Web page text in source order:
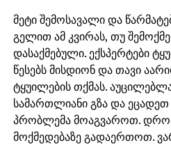
მეტი შემოსავალი და
გელით ამ კვირას, თუ
დასაქმებული. ექსპერტები
წესებს მისდიონ და თავი
ტყუილების თქმას.
სამართლიანი გზა და
პრობლემა მოაგვაროთ. დროა
მოქმედებაზე გადაერთოთ.